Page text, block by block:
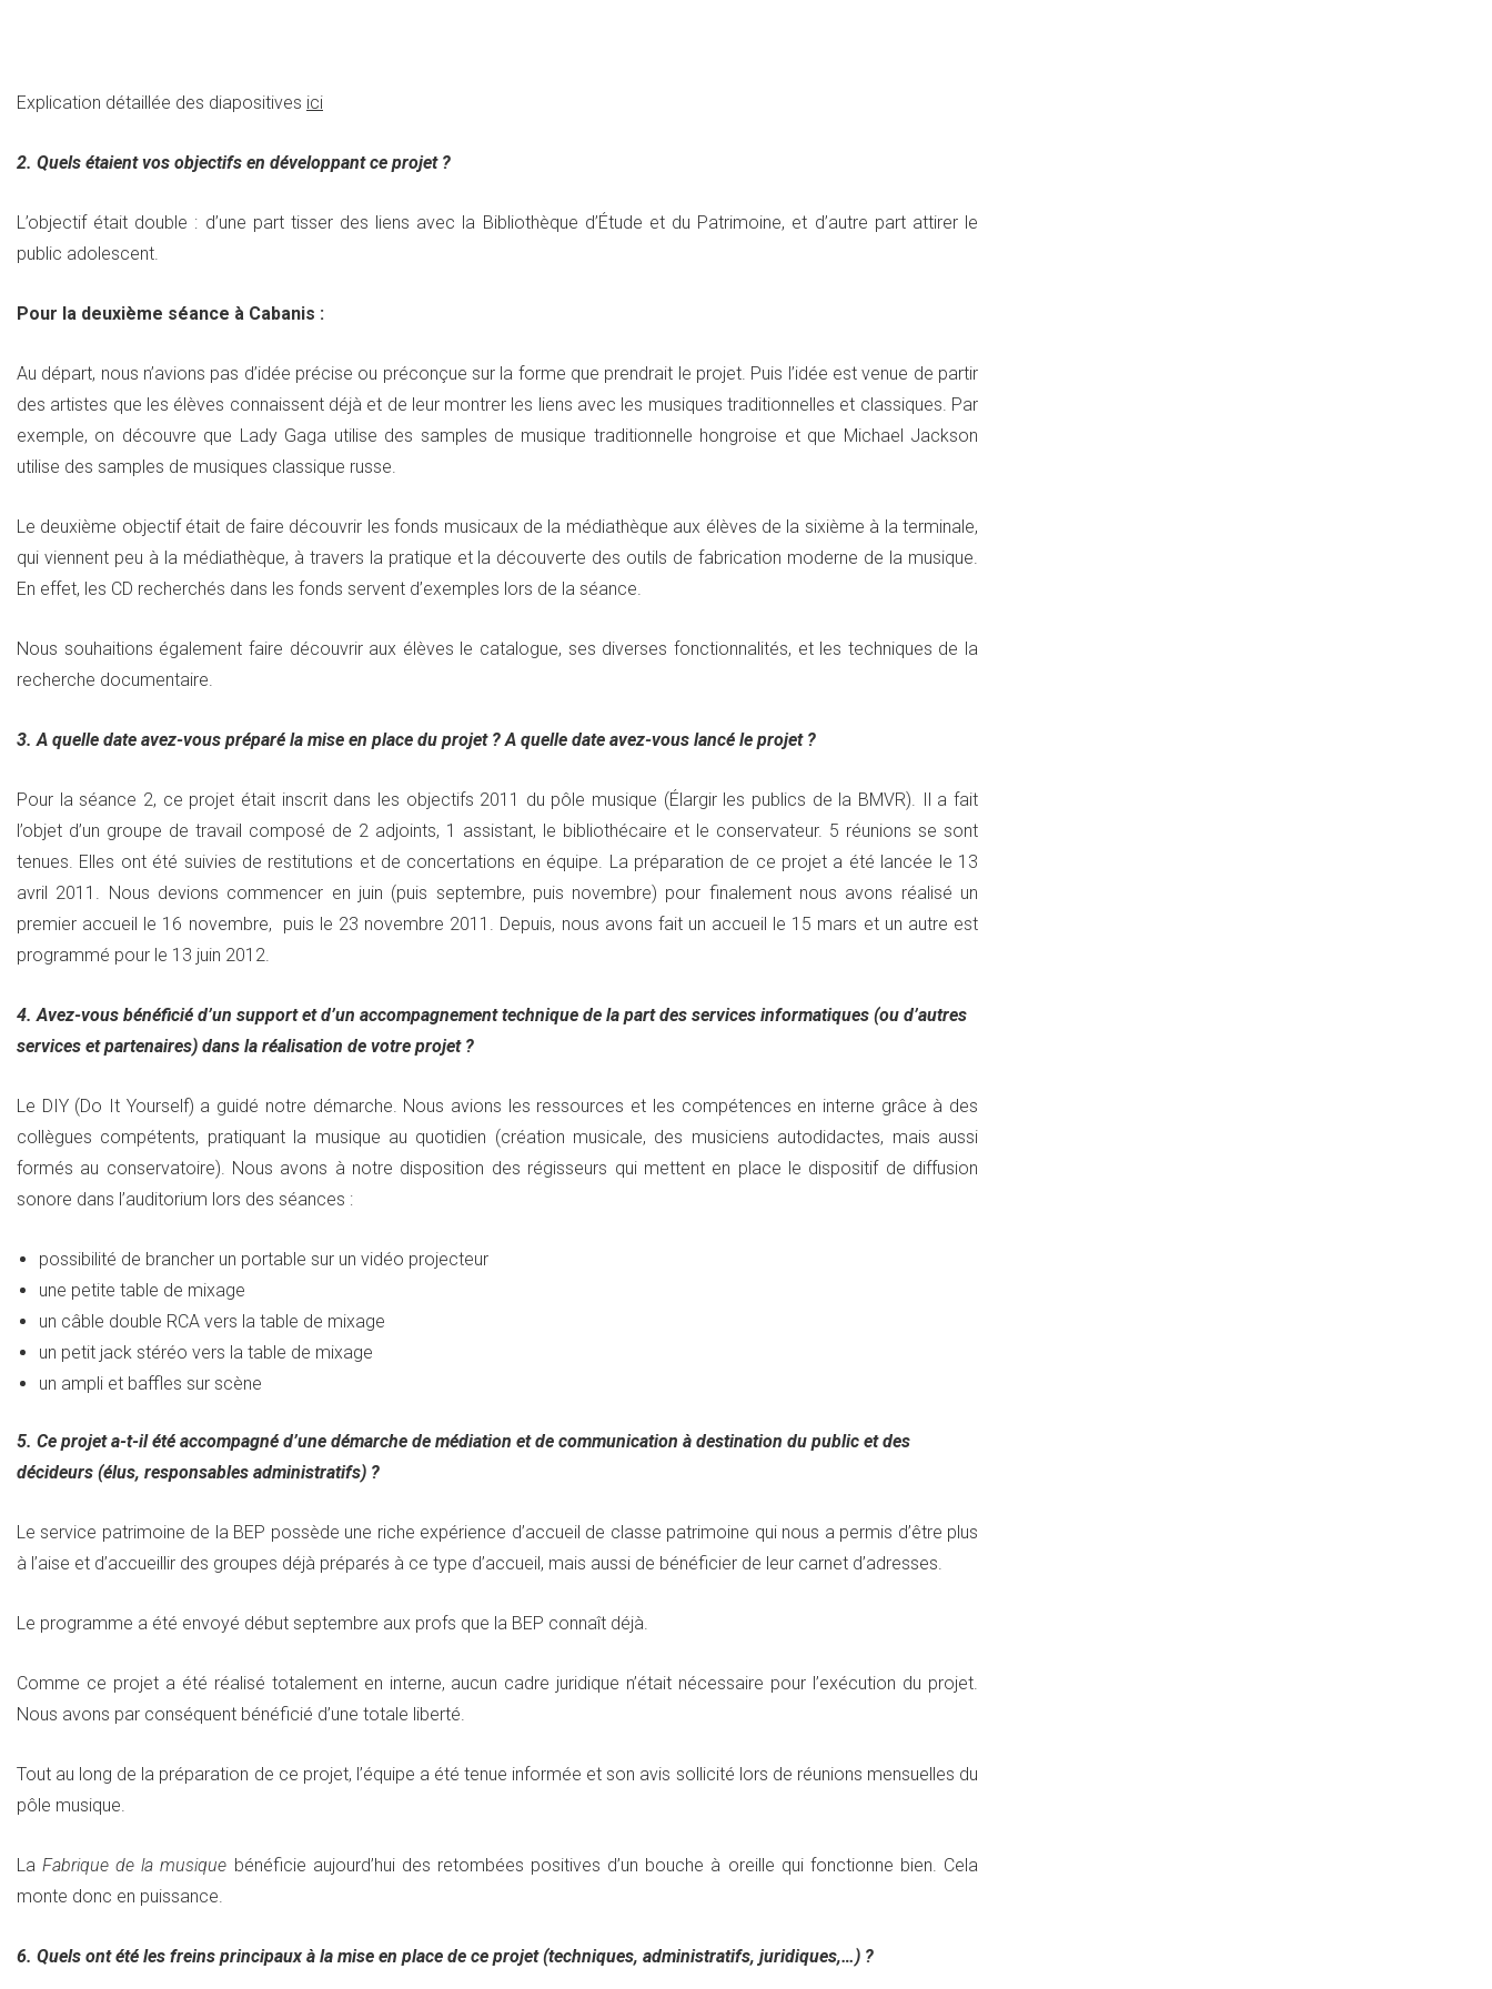
Explication détaillée des diapositives ici
2. Quels étaient vos objectifs en développant ce projet ?
L’objectif était double : d’une part tisser des liens avec la Bibliothèque d’Étude et du Patrimoine, et d’autre part attirer le
public adolescent.
Pour la deuxième séance à Cabanis :
Au départ, nous n’avions pas d’idée précise ou préconçue sur la forme que prendrait le projet. Puis l’idée est venue de partir
des artistes que les élèves connaissent déjà et de leur montrer les liens avec les musiques traditionnelles et classiques. Par
exemple, on découvre que Lady Gaga utilise des samples de musique traditionnelle hongroise et que Michael Jackson
utilise des samples de musiques classique russe.
Le deuxième objectif était de faire découvrir les fonds musicaux de la médiathèque aux élèves de la sixième à la terminale,
qui viennent peu à la médiathèque, à travers la pratique et la découverte des outils de fabrication moderne de la musique.
En effet, les CD recherchés dans les fonds servent d’exemples lors de la séance.
Nous souhaitions également faire découvrir aux élèves le catalogue, ses diverses fonctionnalités, et les techniques de la
recherche documentaire.
3. A quelle date avez-vous préparé la mise en place du projet ? A quelle date avez-vous lancé le projet ?
Pour la séance 2, ce projet était inscrit dans les objectifs 2011 du pôle musique (Élargir les publics de la BMVR). Il a fait
l’objet d’un groupe de travail composé de 2 adjoints, 1 assistant, le bibliothécaire et le conservateur. 5 réunions se sont
tenues. Elles ont été suivies de restitutions et de concertations en équipe. La préparation de ce projet a été lancée le 13
avril 2011. Nous devions commencer en juin (puis septembre, puis novembre) pour finalement nous avons réalisé un
premier accueil le 16 novembre, puis le 23 novembre 2011. Depuis, nous avons fait un accueil le 15 mars et un autre est
programmé pour le 13 juin 2012.
4. Avez-vous bénéficié d’un support et d’un accompagnement technique de la part des services informatiques (ou d’autres
services et partenaires) dans la réalisation de votre projet ?
Le DIY (Do It Yourself) a guidé notre démarche. Nous avions les ressources et les compétences en interne grâce à des
collègues compétents, pratiquant la musique au quotidien (création musicale, des musiciens autodidactes, mais aussi
formés au conservatoire). Nous avons à notre disposition des régisseurs qui mettent en place le dispositif de diffusion
sonore dans l’auditorium lors des séances :
possibilité de brancher un portable sur un vidéo projecteur
une petite table de mixage
un câble double RCA vers la table de mixage
un petit jack stéréo vers la table de mixage
un ampli et baffles sur scène
5. Ce projet a-t-il été accompagné d’une démarche de médiation et de communication à destination du public et des
décideurs (élus, responsables administratifs) ?
Le service patrimoine de la BEP possède une riche expérience d’accueil de classe patrimoine qui nous a permis d’être plus
à l’aise et d’accueillir des groupes déjà préparés à ce type d’accueil, mais aussi de bénéficier de leur carnet d’adresses.
Le programme a été envoyé début septembre aux profs que la BEP connaît déjà.
Comme ce projet a été réalisé totalement en interne, aucun cadre juridique n’était nécessaire pour l’exécution du projet.
Nous avons par conséquent bénéficié d’une totale liberté.
Tout au long de la préparation de ce projet, l’équipe a été tenue informée et son avis sollicité lors de réunions mensuelles du
pôle musique.
La Fabrique de la musique bénéficie aujourd’hui des retombées positives d’un bouche à oreille qui fonctionne bien. Cela
monte donc en puissance.
6. Quels ont été les freins principaux à la mise en place de ce projet (techniques, administratifs, juridiques,…) ?